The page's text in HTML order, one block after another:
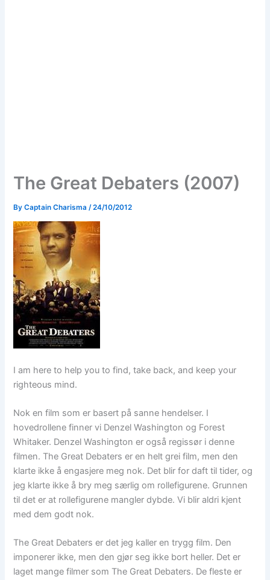
The Great Debaters (2007)
ByCaptain Charisma /24/10/2012
I am here to help you to find, take back, and keep your
righteous mind.
Nok en film som er basert på sanne hendelser. I
hovedrollene finner vi Denzel Washington og Forest
Whitaker. Denzel Washington er også regissør i denne
filmen. The Great Debaters er en helt grei film, men den
klarte ikke å engasjere meg nok. Det blir for daft til tider, og
jeg klarte ikke å bry meg særlig om rollefigurene. Grunnen
til det er at rollefigurene mangler dybde. Vi blir aldri kjent
med dem godt nok.
The Great Debaters er det jeg kaller en trygg film. Den
imponerer ikke, men den gjør seg ikke bort heller. Det er
laget mange filmer som The Great Debaters. De fleste er